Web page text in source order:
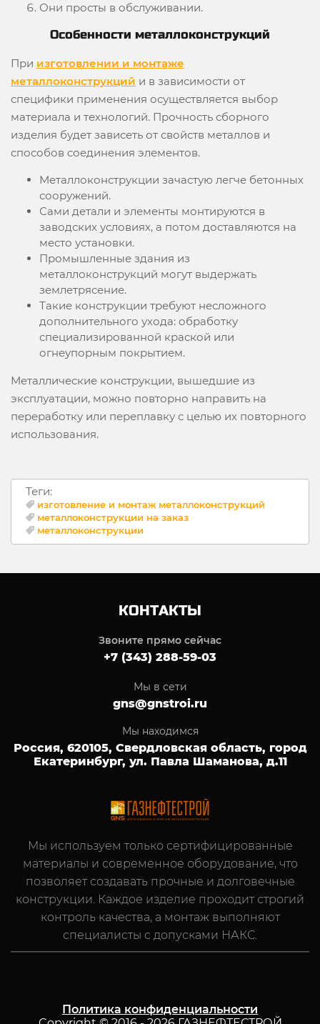
Они просты в обслуживании.
Особенности металлоконструкций
При изготовлении и монтаже
металлоконструкций и в зависимости от
специфики применения осуществляется выбор
материала и технологий. Прочность сборного
изделия будет зависеть от свойств металлов и
способов соединения элементов.
Металлоконструкции зачастую легче бетонных
сооружений.
Сами детали и элементы монтируются в
заводских условиях, а потом доставляются на
место установки.
Промышленные здания из
металлоконструкций могут выдержать
землетрясение.
Такие конструкции требуют несложного
дополнительного ухода: обработку
специализированной краской или
огнеупорным покрытием.
Металлические конструкции, вышедшие из
эксплуатации, можно повторно направить на
переработку или переплавку с целью их повторного
использования.
Теги:
изготовление и монтаж металлоконструкций
металлоконструкции на заказ
металлоконструкции
КОНТАКТЫ
Звоните прямо сейчас
+7 (343) 288-59-03
Мы в сети
gns@gnstroi.ru
Мы находимся
Россия, 620105, Свердловская область, город
Екатеринбург, ул. Павла Шаманова, д.11
Мы используем только сертифицированные
материалы и современное оборудование, что
позволяет создавать прочные и долговечные
конструкции. Каждое изделие проходит строгий
контроль качества, а монтаж выполняют
специалисты с допусками НАКС.
Политика конфиденциальности